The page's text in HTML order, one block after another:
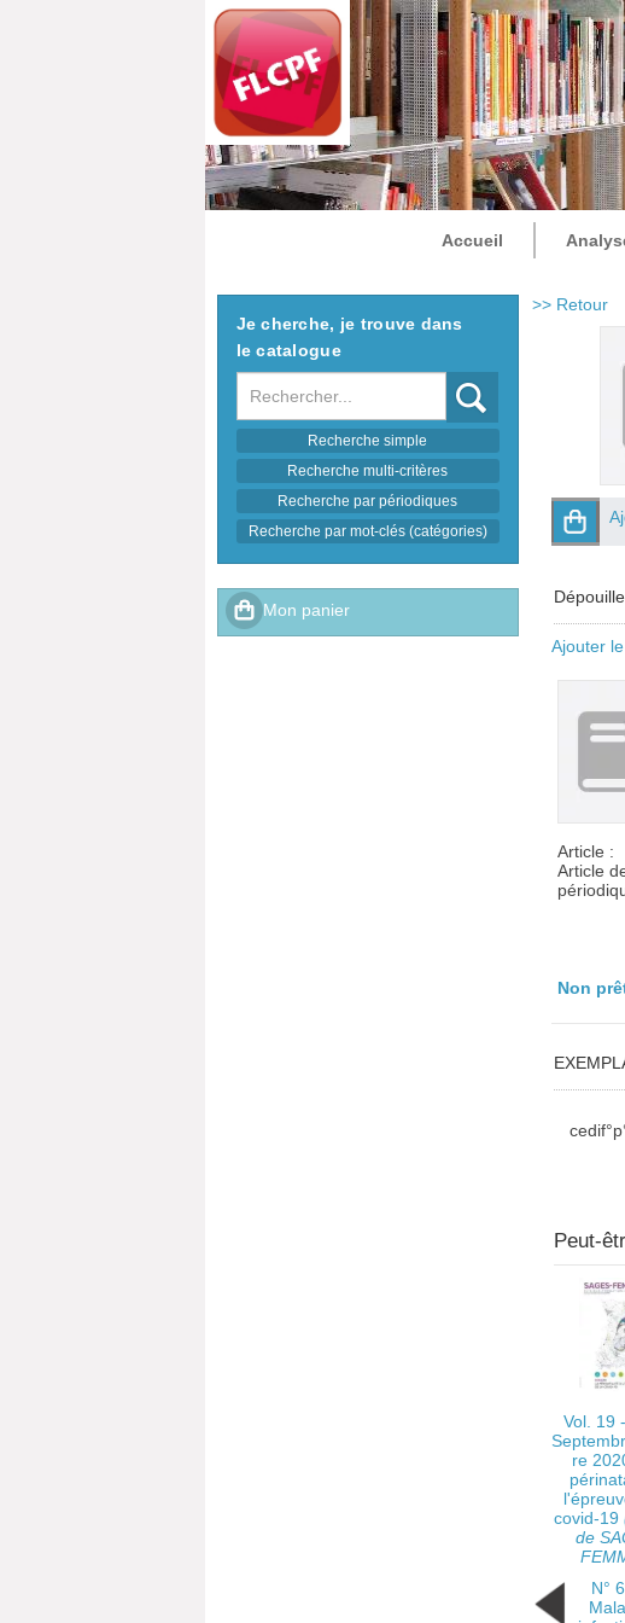
Accueil
>> Retour
Ajouter
Article :
Article
Non
Peut-
Vol. 19
re
covid-19
de
N°
Je cherche, je trouve dans
le catalogue
Recherche
Recherche simple
Recherche multi-critères
Recherche par périodiques
Recherche par mot-clés (catégories)